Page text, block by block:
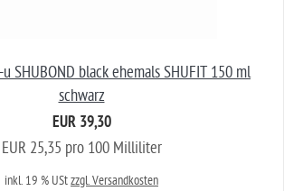
SHUBOND black ehemals SHUFIT 150 ml
schwarz
EUR 39,30
EUR 25,35 pro 100 Milliliter
inkl. 19 % UStzzgl. Versandkosten